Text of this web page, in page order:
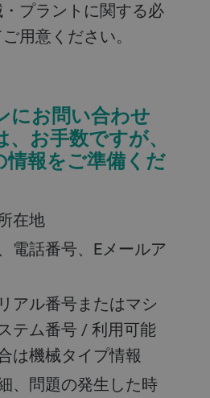
プラントに関する必
用意ください。
にお問い合わせ
お手数ですが、
情報をご準備くだ
在地
電話番号、Eメールア
アル番号またはマシ
テム番号 / 利用可能
は機械タイプ情報
、問題の発生した時